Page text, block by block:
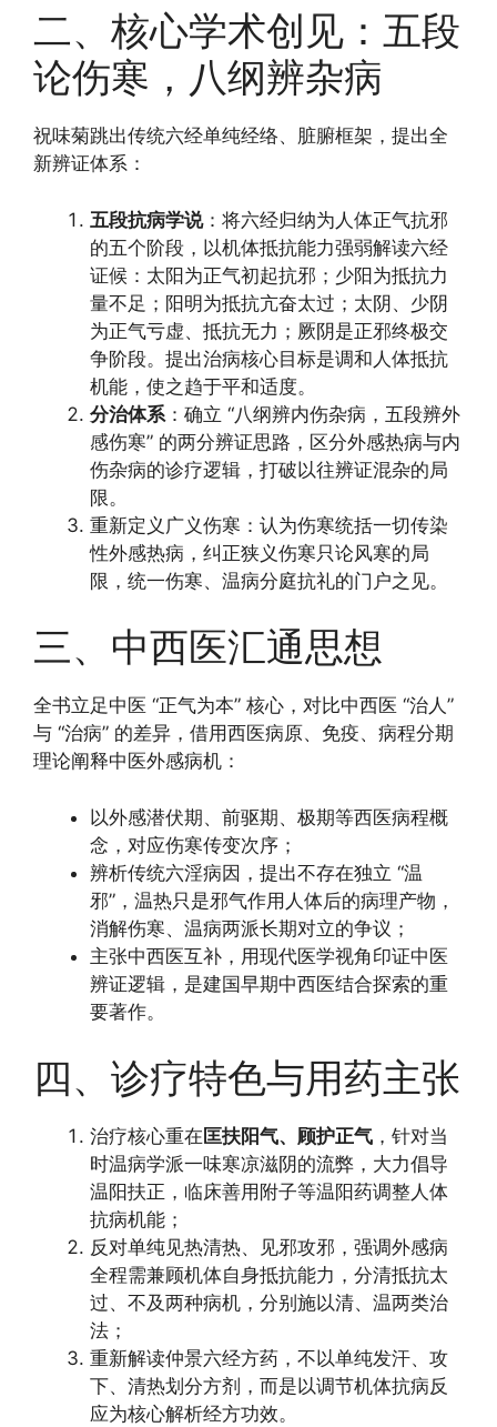
二、核心学术创见：五段
论伤寒，八纲辨杂病
祝味菊跳出传统六经单纯经络、脏腑框架，提出全
新辨证体系：
五段抗病学说：将六经归纳为人体正气抗邪
的五个阶段，以机体抵抗能力强弱解读六经
证候：太阳为正气初起抗邪；少阳为抵抗力
量不足；阳明为抵抗亢奋太过；太阴、少阴
为正气亏虚、抵抗无力；厥阴是正邪终极交
争阶段。提出治病核心目标是调和人体抵抗
机能，使之趋于平和适度。
分治体系 ：确立 “八纲辨内伤杂病，五段辨外
感伤寒” 的两分辨证思路，区分外感热病与内
伤杂病的诊疗逻辑，打破以往辨证混杂的局
限。
重新定义广义伤寒：认为伤寒统括一切传染
性外感热病，纠正狭义伤寒只论风寒的局
限，统一伤寒、温病分庭抗礼的门户之见。
三、中西医汇通思想
全书立足中医 “正气为本” 核心，对比中西医 “治人”
与 “治病” 的差异，借用西医病原、免疫、病程分期
理论阐释中医外感病机：
以外感潜伏期、前驱期、极期等西医病程概
念，对应伤寒传变次序；
辨析传统六淫病因，提出不存在独立 “温
邪”，温热只是邪气作用人体后的病理产物，
消解伤寒、温病两派长期对立的争议；
主张中西医互补，用现代医学视角印证中医
辨证逻辑，是建国早期中西医结合探索的重
要著作。
四、诊疗特色与用药主张
治疗核心重在 匡扶阳气、顾护正气 ，针对当
时温病学派一味寒凉滋阴的流弊，大力倡导
温阳扶正，临床善用附子等温阳药调整人体
抗病机能；
反对单纯见热清热、见邪攻邪，强调外感病
全程需兼顾机体自身抵抗能力，分清抵抗太
过、不及两种病机，分别施以清、温两类治
法；
重新解读仲景六经方药，不以单纯发汗、攻
下、清热划分方剂，而是以调节机体抗病反
应为核心解析经方功效。